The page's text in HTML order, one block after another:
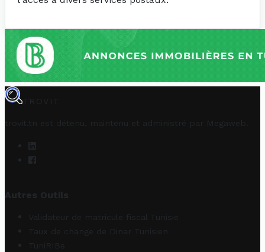
TROVIT
trovit.tn est détenu, maintenu et administré par Megaweb
Autres Outils
Validateur de matricule fiscal Tunisie
Taux de change de Dinar Tunisien
TuniRIBs